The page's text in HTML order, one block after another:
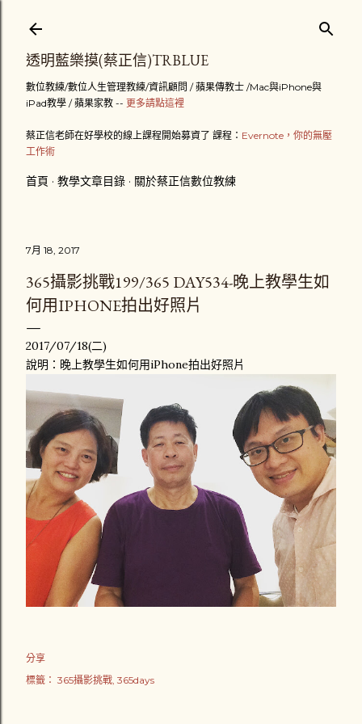
透明藍樂摸(蔡正信)TRBLUE
數位教練/數位人生管理教練/資訊顧問 / 蘋果傳教士 /Mac與iPhone與
iPad教學 / 蘋果家教 -- 更多請點這裡
蔡正信老師在好學校的線上課程開始募資了 課程： Evernote，你的無壓
工作術
首頁 教學文章目錄 關於蔡正信數位教練
7月 18, 2017
365攝影挑戰199/365 DAY534-晚上教學生如
何用IPHONE拍出好照片
2017/07/18(二)
說明：晚上教學生如何用iPhone拍出好照片
分享
標籤： 365攝影挑戰 365days